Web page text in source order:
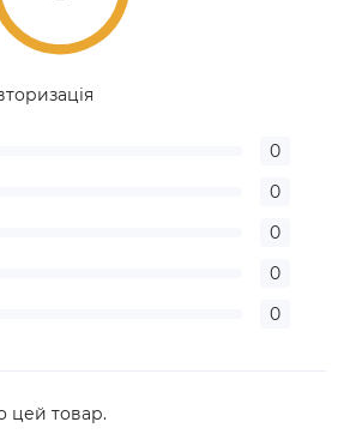
0
0
0
0
0
цей товар.